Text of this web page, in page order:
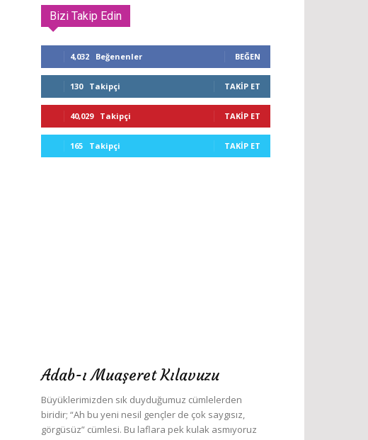
Bizi Takip Edin
4,032 Beğenenler BEĞEN
130 Takipçi TAKIP ET
40,029 Takipçi TAKIP ET
165 Takipçi TAKIP ET
Adab-ı Muaşeret Kılavuzu
Büyüklerimizden sık duyduğumuz cümlelerden
biridir; “Ah bu yeni nesil gençler de çok saygısız,
görgüsüz” cümlesi. Bu laflara pek kulak asmıyoruz